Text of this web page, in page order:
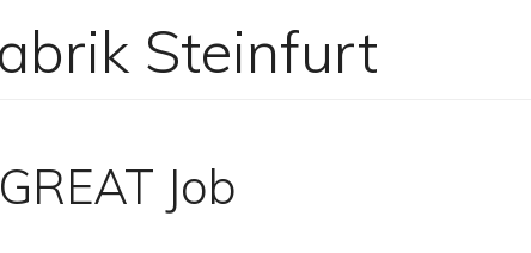
GREAT Job